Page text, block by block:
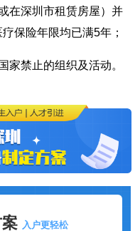
在深圳市租赁房屋）并
保险年限均已满5年；
家禁止的组织及活动。
入户更轻松